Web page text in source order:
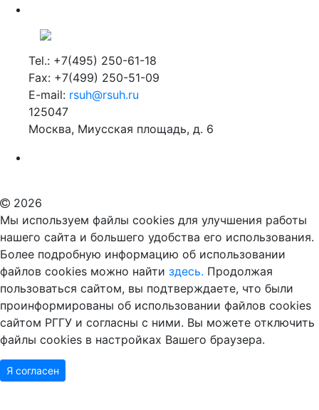
Tel.: +7(495) 250-61-18
Fax: +7(499) 250-51-09
E-mail: rsuh@rsuh.ru
125047
Москва, Миусская площадь, д. 6
2026
Мы используем файлы cookies для улучшения работы
нашего сайта и большего удобства его использования.
Более подробную информацию об использовании
файлов cookies можно найти здесь. Продолжая
пользоваться сайтом, вы подтверждаете, что были
проинформированы об использовании файлов cookies
сайтом РГГУ и согласны с ними. Вы можете отключить
файлы cookies в настройках Вашего браузера.
Я согласен